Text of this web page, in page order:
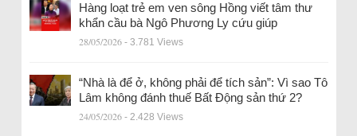
Hàng loạt trẻ em ven sông Hồng viết tâm thư
khẩn cầu bà Ngô Phương Ly cứu giúp
28/05/2026 - 3.781 Views
“Nhà là để ở, không phải để tích sản”: Vì sao Tô
Lâm không đánh thuế Bất Động sản thứ 2?
24/05/2026 - 2.428 Views